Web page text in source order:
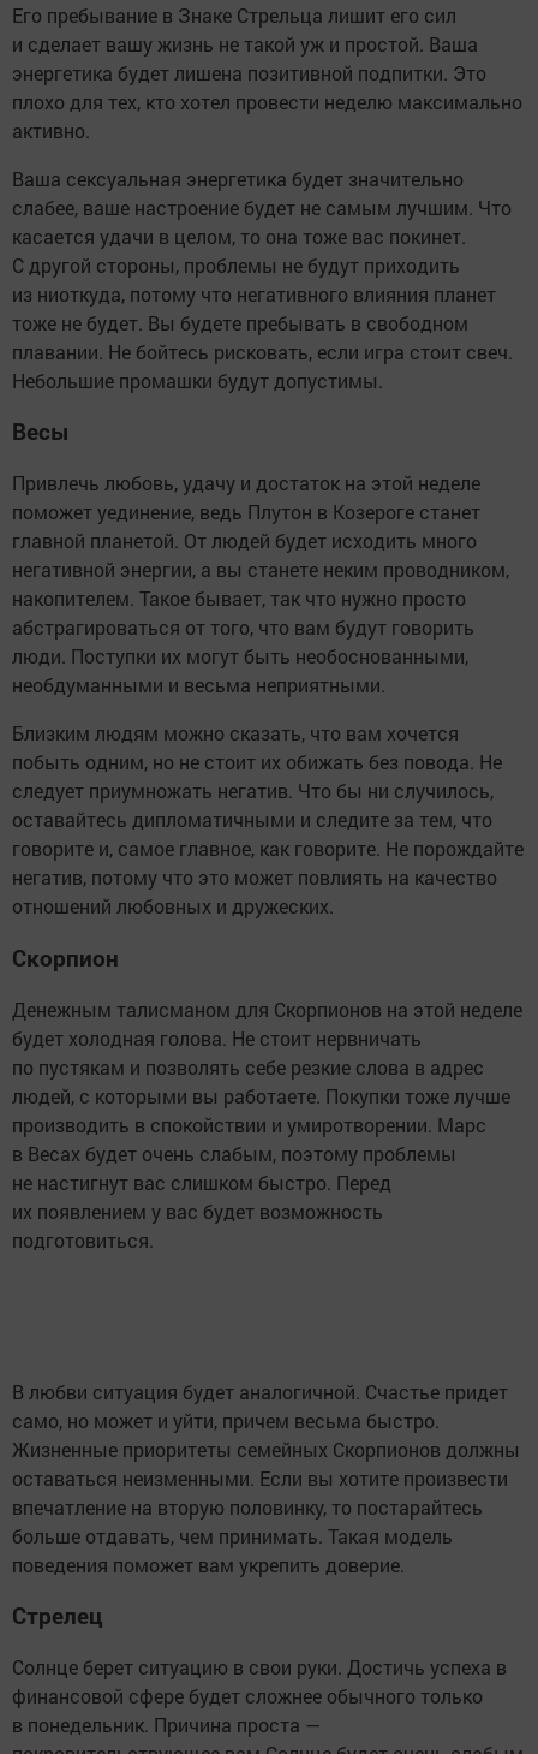
Его пребывание в Знаке Стрельца лишит его сил
и сделает вашу жизнь не такой уж и простой. Ваша
энергетика будет лишена позитивной подпитки. Это
плохо для тех, кто хотел провести неделю максимально
активно.
Ваша сексуальная энергетика будет значительно
слабее, ваше настроение будет не самым лучшим. Что
касается удачи в целом, то она тоже вас покинет.
С другой стороны, проблемы не будут приходить
из ниоткуда, потому что негативного влияния планет
тоже не будет. Вы будете пребывать в свободном
плавании. Не бойтесь рисковать, если игра стоит свеч.
Небольшие промашки будут допустимы.
Весы
Привлечь любовь, удачу и достаток на этой неделе
поможет уединение, ведь Плутон в Козероге станет
главной планетой. От людей будет исходить много
негативной энергии, а вы станете неким проводником,
накопителем. Такое бывает, так что нужно просто
абстрагироваться от того, что вам будут говорить
люди. Поступки их могут быть необоснованными,
необдуманными и весьма неприятными.
Близким людям можно сказать, что вам хочется
побыть одним, но не стоит их обижать без повода. Не
следует приумножать негатив. Что бы ни случилось,
оставайтесь дипломатичными и следите за тем, что
говорите и, самое главное, как говорите. Не порождайте
негатив, потому что это может повлиять на качество
отношений любовных и дружеских.
Скорпион
Денежным талисманом для Скорпионов на этой неделе
будет холодная голова. Не стоит нервничать
по пустякам и позволять себе резкие слова в адрес
людей, с которыми вы работаете. Покупки тоже лучше
производить в спокойствии и умиротворении. Марс
в Весах будет очень слабым, поэтому проблемы
не настигнут вас слишком быстро. Перед
их появлением у вас будет возможность
подготовиться.
В любви ситуация будет аналогичной. Счастье придет
само, но может и уйти, причем весьма быстро.
Жизненные приоритеты семейных Скорпионов должны
оставаться неизменными. Если вы хотите произвести
впечатление на вторую половинку, то постарайтесь
больше отдавать, чем принимать. Такая модель
поведения поможет вам укрепить доверие.
Стрелец
Солнце берет ситуацию в свои руки. Достичь успеха в
финансовой сфере будет сложнее обычного только
в понедельник. Причина проста —